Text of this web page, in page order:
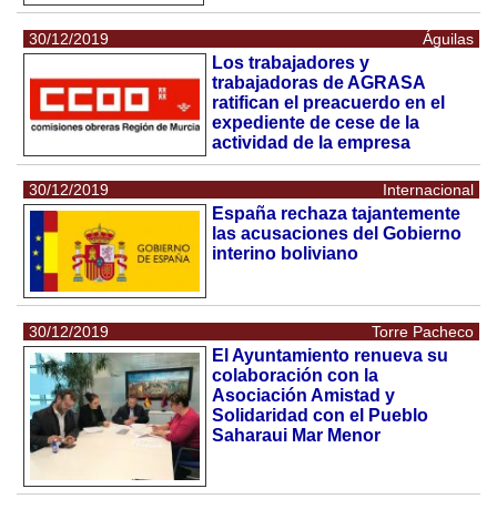
30/12/2019 Águilas
Los trabajadores y
trabajadoras de AGRASA
ratifican el preacuerdo en el
expediente de cese de la
actividad de la empresa
30/12/2019 Internacional
España rechaza tajantemente
las acusaciones del Gobierno
interino boliviano
30/12/2019 Torre Pacheco
El Ayuntamiento renueva su
colaboración con la
Asociación Amistad y
Solidaridad con el Pueblo
Saharaui Mar Menor